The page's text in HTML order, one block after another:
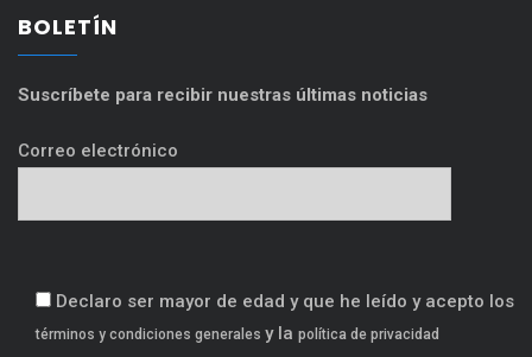
BOLETÍN
Suscríbete para recibir nuestras últimas noticias
Correo electrónico
Declaro ser mayor de edad y que he leído y acepto los
términos y condiciones generales y la política de privacidad